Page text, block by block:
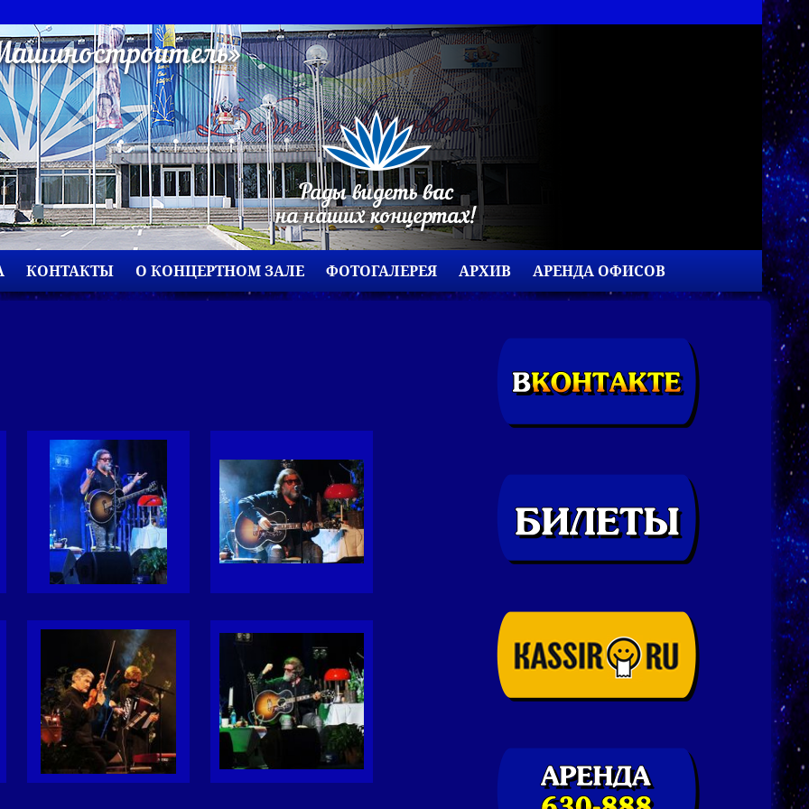
КОНТАКТЫ О КОНЦЕРТНОМ ЗАЛЕ ФОТОГАЛЕРЕЯ АРХИВ АРЕНДА ОФИСОВ